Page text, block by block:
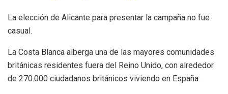
La elección de Alicante para presentar la campaña no fue
casual.
La Costa Blanca alberga una de las mayores comunidades
británicas residentes fuera del Reino Unido, con alrededor
de 270.000 ciudadanos británicos viviendo en España.